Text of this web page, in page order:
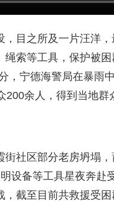
目之所及一片汪洋
索等工具，保护被
，宁德海警局在暴雨
余人，得到当地群
社区部分老房坍塌
设备等工具星夜奔赴
截至目前共救援受困